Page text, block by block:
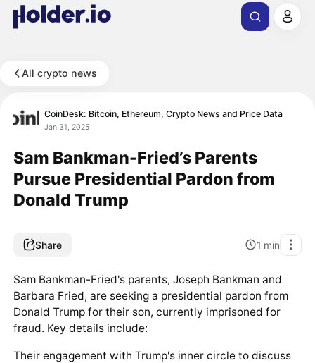
All crypto news
CoinDesk: Bitcoin, Ethereum, Crypto News and Price Data
Jan 31, 2025
Sam Bankman-Fried’s Parents
Pursue Presidential Pardon from
Donald Trump
Share 1 min
Sam Bankman-Fried's parents, Joseph Bankman and
Barbara Fried, are seeking a presidential pardon from
Donald Trump for their son, currently imprisoned for
fraud. Key details include:
Their engagement with Trump's inner circle to discuss